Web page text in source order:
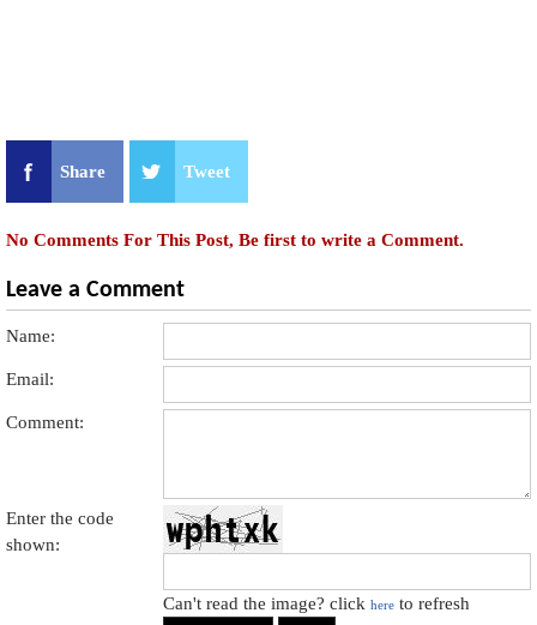
Share Tweet
No Comments For This Post, Be first to write a Comment.
Leave a Comment
Name:
Email:
Comment:
Enter the code
shown:
Can't read the image? clickhere to refresh